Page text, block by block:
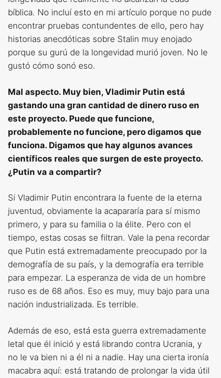
bíblica. No incluí esto en mi artículo porque no pude
encontrar pruebas contundentes de ello, pero hay
historias anecdóticas sobre Stalin muy enojado
porque su gurú de la longevidad murió joven. No le
gustó cómo sonó eso.
Mal aspecto. Muy bien, Vladimir Putin está
gastando una gran cantidad de dinero ruso en
este proyecto. Puede que funcione,
probablemente no funcione, pero digamos que
funciona. Digamos que hay algunos avances
científicos reales que surgen de este proyecto.
¿Putin va a compartir?
Si Vladimir Putin encontrara la fuente de la eterna
juventud, obviamente la acapararía para sí mismo
primero, y para su familia o la élite. Pero con el
tiempo, estas cosas se filtran. Vale la pena recordar
que Putin está extremadamente preocupado por la
demografía de su país, y la demografía era terrible
para empezar. La esperanza de vida de un hombre
ruso es de 68 años. Eso es muy, muy bajo para una
nación industrializada. Es terrible.
Además de eso, está esta guerra extremadamente
letal que él inició y está librando contra Ucrania, y
no le va bien ni a él ni a nadie. Hay una cierta ironía
macabra aquí: está tratando de prolongar la vida útil